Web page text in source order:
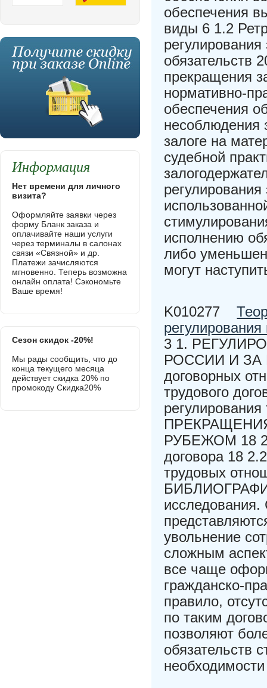
обеспечения
виды 6 1.2
обязательств
прекращения
нормативно-
обеспечения
несоблюдения
залоге на
судебной
исполнению
либо
могут
K010277
3 1.
РОССИИ И ЗА
договорных
трудового
РУБЕЖОМ 18
договора 18
трудовых
увольнение
сложным
все чаще
гражданско-
правило,
по таким
позволяют
обязательств
Информация
Нет времени для личного
визита?
Оформляйте заявки через
форму Бланк заказа и
оплачивайте наши услуги
через терминалы в салонах
связи «Связной» и др.
Платежи зачисляются
мгновенно. Теперь возможна
онлайн оплата! Сэкономьте
Ваше время!
Сезон скидок -20%!
Мы рады сообщить, что до
конца текущего месяца
действует скидка 20% по
промокоду Скидка20%